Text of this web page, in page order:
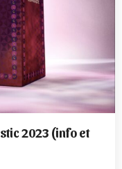
2023 (info et